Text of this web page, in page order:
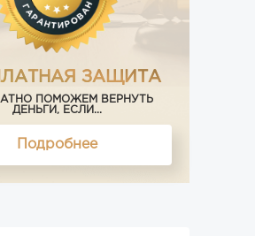
ЗАЩИТА
ПОМОЖЕМ ВЕРНУТЬ
ДЕНЬГИ, ЕСЛИ...
Подробнее